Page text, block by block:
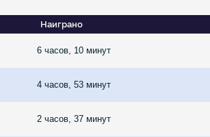
Наиграно
6 часов, 10 минут
4 часов, 53 минут
2 часов, 37 минут